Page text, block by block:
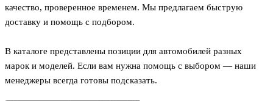
качество, проверенное временем. Мы предлагаем быструю
доставку и помощь с подбором.
В каталоге представлены позиции для автомобилей разных
марок и моделей. Если вам нужна помощь с выбором — наши
менеджеры всегда готовы подсказать.